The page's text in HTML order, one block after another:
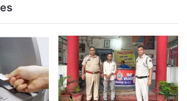
वाहन पहाड़ी मार्ग पर अनियंत्रित
गिर गया। हादसा इतना भीषण था कि
हो गया और उसमें सवार सभी